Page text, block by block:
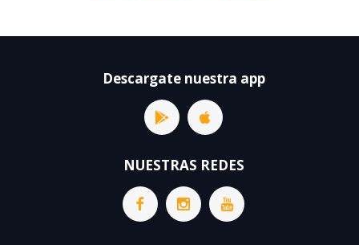
Descargate nuestra app
NUESTRAS REDES